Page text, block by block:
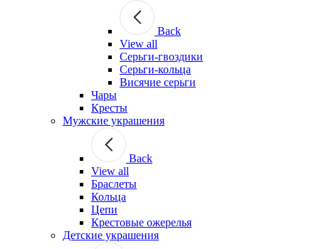
Back
View all
Серьги-гвоздики
Серьги-кольца
Висячие серьги
Чары
Кресты
Мужские украшения
Back
View all
Браслеты
Кольца
Цепи
Крестовые ожерелья
Детские украшения